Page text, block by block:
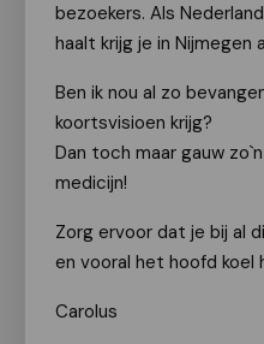
bezoekers. Als
haalt krijg je in Nijmegen
Ben ik nou al zo
koortsvisioen krijg?
Dan toch maar gauw
medicijn!
Zorg ervoor dat je bij al
en vooral het hoofd koel
Carolus